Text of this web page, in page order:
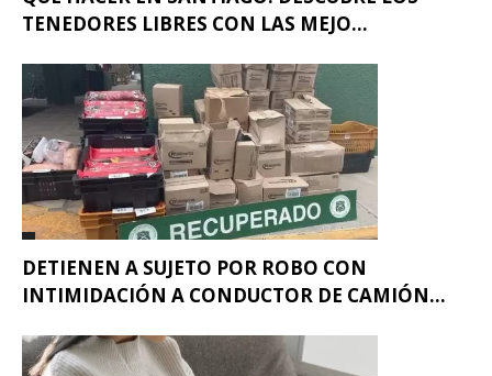
TENEDORES LIBRES CON LAS MEJO...
DETIENEN A SUJETO POR ROBO CON
INTIMIDACIÓN A CONDUCTOR DE CAMIÓN...